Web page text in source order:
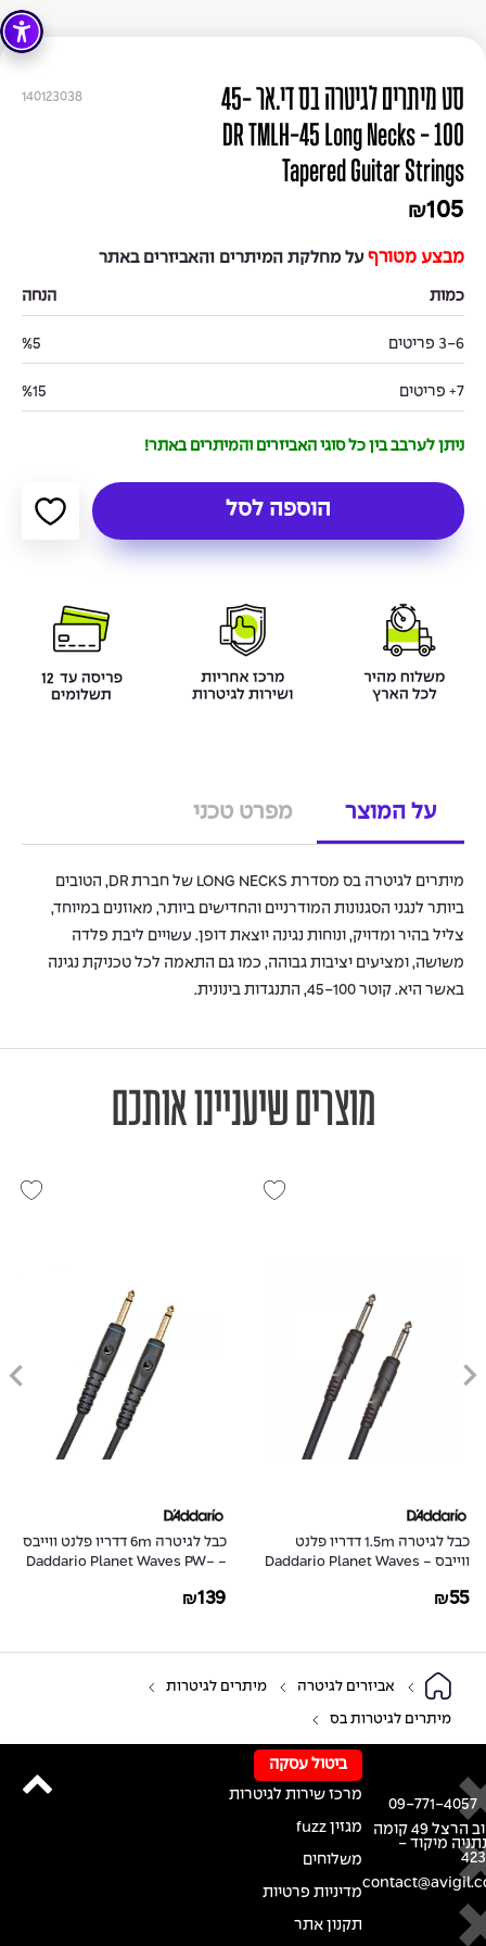
140123038
סט מיתרים לגיטרה בס די.אר 45-
100 - DR TMLH-45 Long Necks
Tapered Guitar Strings
₪105
מבצע מטורף על מחלקת המיתרים והאביזרים באתר
כמות הנחה
3-6 פריטים %5
7+ פריטים %15
ניתן לערבב בין כל סוגי האביזרים והמיתרים באתר!
הוספה לסל
על המוצר מפרט טכני
מיתרים לגיטרה בס מסדרת LONG NECKS של חברת DR, הטובים
ביותר לנגני הסגנונות המודרניים והחדישים ביותר, מאוזנים במיוחד,
צליל בהיר ומדויק, ונוחות נגינה יוצאת דופן. עשויים ליבת פלדה
משושה, ומציעים יציבות גבוהה, כמו גם התאמה לכל טכניקת נגינה
באשר היא. קוטר 45-100, התנגדות בינונית.
מוצרים שיעניינו אותכם
כבל לגיטרה 1.5m דדריו פלנט
ווייבס - Daddario Planet Waves
₪55
כבל לגיטרה 6m דדריו פלנט ווייבס
- Daddario Planet Waves PW-
₪139
אביזרים לגיטרה מיתרים לגיטרות
מיתרים לגיטרות בס
רחוב הרצל 49 קומה
מיקוד -
09-771-4057
ביטול עסקה
מרכז שירות לגיטרות
מגזין fuzz
משלוחים
מדיניות פרטיות
תקנון אתר